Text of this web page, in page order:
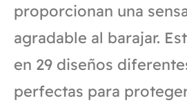
proporcionan una
agradable al barajar.
en 29 diseños
perfectas para